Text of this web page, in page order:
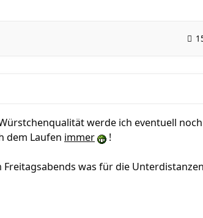
werde ich eventuell noch
dem Laufen immer !
Freitagsabends was für die